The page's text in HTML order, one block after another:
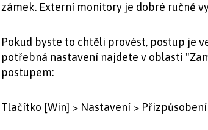
zámek. Externí monitory je dobré ručně
Pokud byste to chtěli provést, postup je
potřebná nastavení najdete v oblasti
postupem:
Tlačítko [Win] > Nastavení >